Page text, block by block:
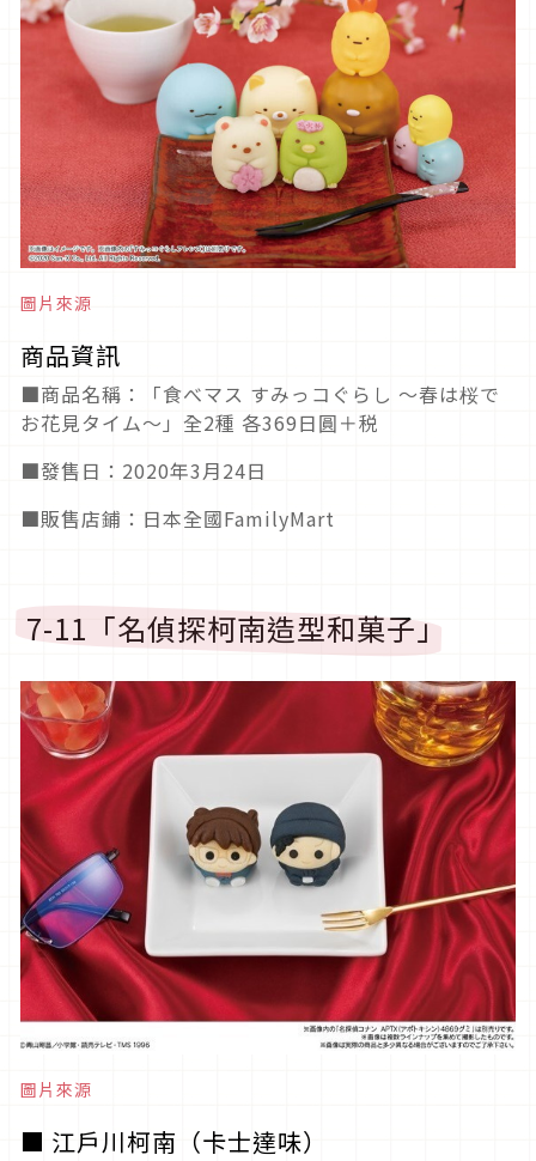
圖片來源
商品資訊
■商品名稱：「食べマス すみっコぐらし ～春は桜で
お花見タイム～」全2種 各369日圓＋税
■發售日：2020年3月24日
■販售店鋪：日本全國FamilyMart
7-11「名偵探柯南造型和菓子」
圖片來源
■ 江戶川柯南（卡士達味）